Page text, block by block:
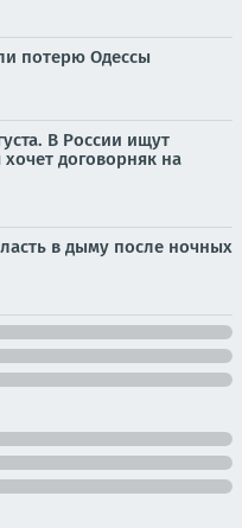
потерю Одессы
В России ищут
договорняк на
в дыму после ночных